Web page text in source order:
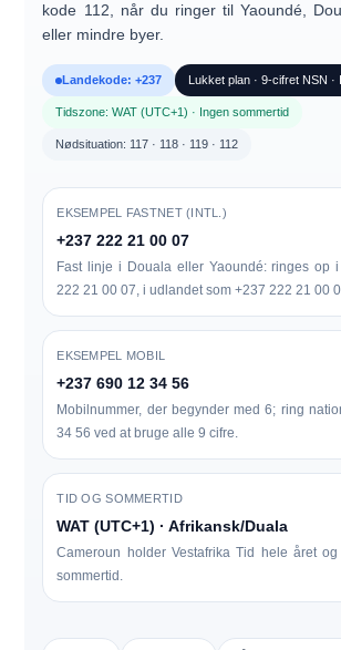
kode 112, når du ringer til Yaoundé,
eller mindre byer.
Landekode: +237 Lukket plan · 9-cifret NSN
Tidszone: WAT (UTC+1) · Ingen sommertid
Nødsituation: 117 · 118 · 119 · 112
EKSEMPEL FASTNET (INTL.)
+237 222 21 00 07
Fast linje i Douala eller Yaoundé: ringes op
222 21 00 07, i udlandet som+237 222 21 00
EKSEMPEL MOBIL
+237 690 12 34 56
Mobilnummer, der begynder med 6; ring
34 56 ved at bruge alle 9 cifre.
TID OG SOMMERTID
WAT (UTC+1) · Afrikansk/Duala
Cameroun holder Vestafrika Tid hele året
sommertid .